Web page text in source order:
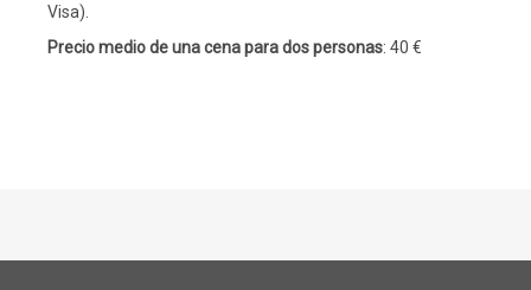
Visa).
Precio medio de una cena para dos personas: 40 €